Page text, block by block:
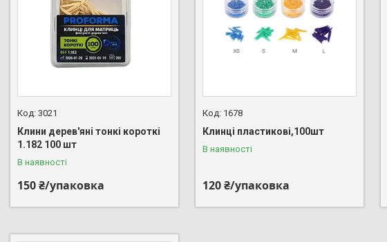
3021
Клини дерев'яні тонкі короткі
1.182 100 шт
В наявності
150 ₴/упаковка
1678
Клинці пластикові,100шт
В наявності
120 ₴/упаковка